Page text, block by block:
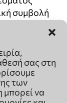
σας στη
των
μπορεί να